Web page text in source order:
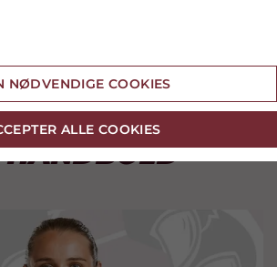
MED
HÅNDBOLD
NØDVENDIGE COOKIES
ALLE COOKIES